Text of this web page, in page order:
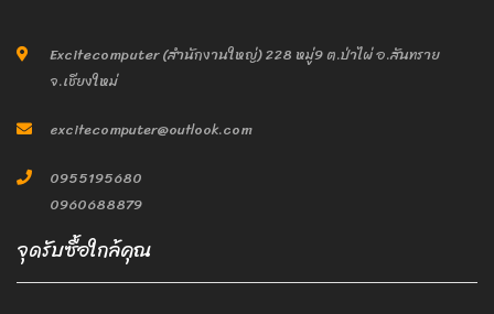
Excitecomputer (สำนักงานใหญ่) 228 หมู่9 ต.ป่าไผ่ อ.สันทราย
จ.เชียงใหม่
excitecomputer@outlook.com
0955195680
0960688879
จุดรับซื้อใกล้คุณ